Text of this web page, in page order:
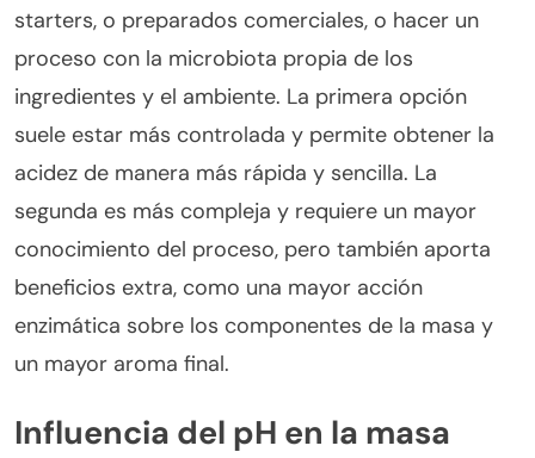
starters, o preparados comerciales, o hacer un
proceso con la microbiota propia de los
ingredientes y el ambiente. La primera opción
suele estar más controlada y permite obtener la
acidez de manera más rápida y sencilla. La
segunda es más compleja y requiere un mayor
conocimiento del proceso, pero también aporta
beneficios extra, como una mayor acción
enzimática sobre los componentes de la masa y
un mayor aroma final.
Influencia del pH en la masa